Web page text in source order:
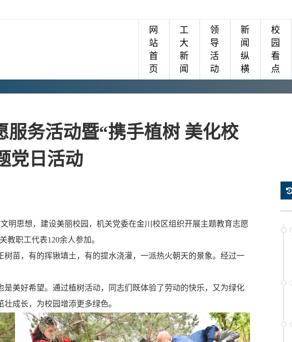
网
站
首
页
工
大
新
闻
领
导
活
动
新
闻
纵
横
校
园
看
点
务活动暨“携手植树 美化校
党日活动
明思想，建设美丽校园，机关党委在金川校区组织开展主题教育志愿
教职工代表120余人参加。
苗，有的挥锹填土，有的提水浇灌，一派热火朝天的景象。经过一
美好希望。通过植树活动，同志们既体验了劳动的快乐，又为绿化
成长，为校园增添更多绿色。